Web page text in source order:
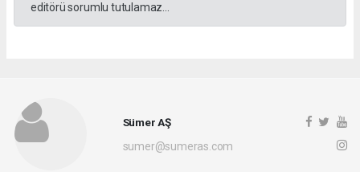
editörü sorumlu tutulamaz...
Sümer AŞ
sumer@sumeras.com